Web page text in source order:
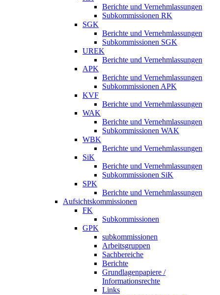
Berichte und Vernehmlassungen
Subkommissionen RK
SGK
Berichte und Vernehmlassungen
Subkommissionen SGK
UREK
Berichte und Vernehmlassungen
APK
Berichte und Vernehmlassungen
Subkommissionen APK
KVF
Berichte und Vernehmlassungen
WAK
Berichte und Vernehmlassungen
Subkommissionen WAK
WBK
Berichte und Vernehmlassungen
SiK
Berichte und Vernehmlassungen
Subkommissionen SiK
SPK
Berichte und Vernehmlassungen
Aufsichtskommissionen
FK
Subkommissionen
GPK
subkommissionen
Arbeitsgruppen
Sachbereiche
Berichte
Grundlagenpapiere /
Informationsrechte
Links